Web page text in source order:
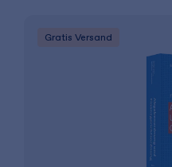
Gratis Versand